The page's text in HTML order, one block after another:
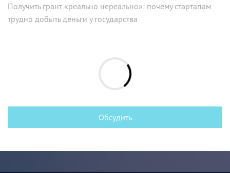
Получить грант «реально нереально»: почему стартапам
трудно добыть деньги у государства
Обсудить